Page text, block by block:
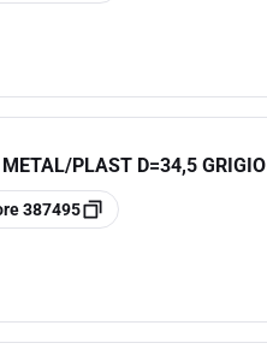
PLAST D=34,5 GRIGIO
387495